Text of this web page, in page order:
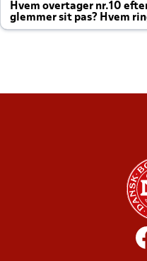
Hvem overtager nr.10
glemmer sit pas? Hvem
altid til efter kampe?